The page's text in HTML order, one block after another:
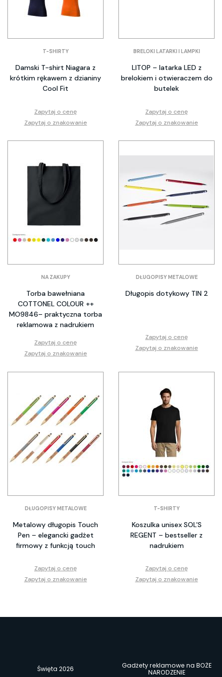
T-SHIRTY
Damski T-shirt Niagara z
krótkim rękawem z dzianiny
Cool Fit
Zapytaj o cenę
Zapytaj o znakowanie
BRELOKI LATARKI I LAMPKI
LITOP – latarka LED z
brelokiem i otwieraczem do
butelek
Zapytaj o cenę
Zapytaj o znakowanie
NA ZAKUPY
Torba bawełniana
COTTONEL COLOUR ++
MO9846– praktyczna torba
reklamowa z nadrukiem
Zapytaj o cenę
Zapytaj o znakowanie
DŁUGOPISY METALOWE
Długopis dotykowy TIN 2
Zapytaj o cenę
Zapytaj o znakowanie
DŁUGOPISY METALOWE
Metalowy długopis Touch
Pen – elegancki gadżet
firmowy z funkcją touch
Zapytaj o cenę
Zapytaj o znakowanie
T-SHIRTY
Koszulka unisex SOL'S
REGENT – bestseller z
nadrukiem
Zapytaj o cenę
Zapytaj o znakowanie
Święta 2026
Gadżety reklamowe na BOŻE
NARODZENIE